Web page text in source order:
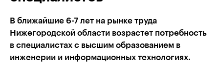
В ближайшие 6-7 лет на рынке труда
Нижегородской области возрастет потребность
в специалистах с высшим образованием в
инженерии и информационных технологиях.